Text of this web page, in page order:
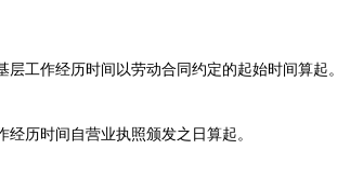
工作经历时间以劳动合同约定的起始时间算起。
历时间自营业执照颁发之日算起。